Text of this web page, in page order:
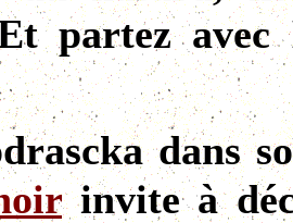
partez
dans
invite à